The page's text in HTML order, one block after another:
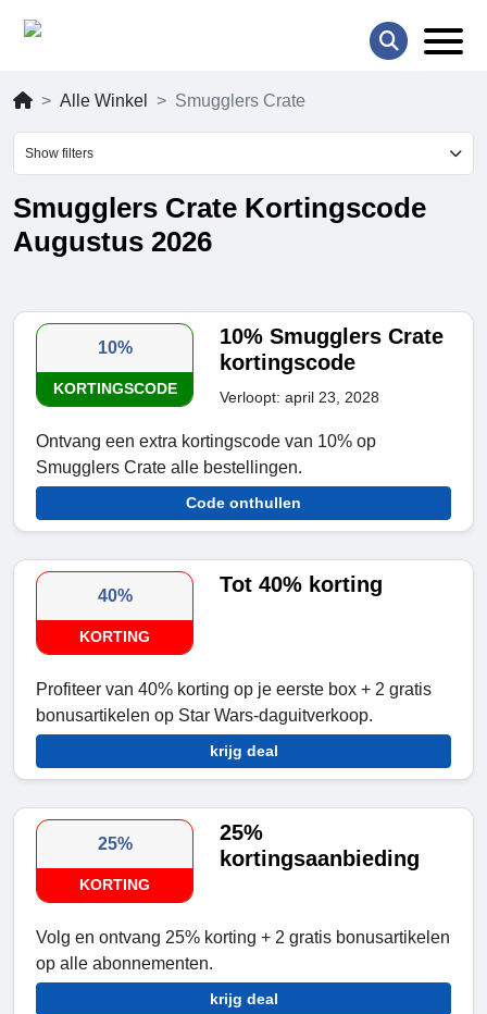
Alle Winkel Smugglers Crate
Show filters
Smugglers Crate Kortingscode
Augustus 2026
10%
KORTINGSCODE
10% Smugglers Crate
kortingscode
Verloopt: april 23, 2028
Ontvang een extra kortingscode van 10% op
Smugglers Crate alle bestellingen.
Code onthullen
40%
KORTING
Tot 40% korting
Profiteer van 40% korting op je eerste box + 2 gratis
bonusartikelen op Star Wars-daguitverkoop.
krijg deal
25%
KORTING
25%
kortingsaanbieding
Volg en ontvang 25% korting + 2 gratis bonusartikelen
op alle abonnementen.
krijg deal